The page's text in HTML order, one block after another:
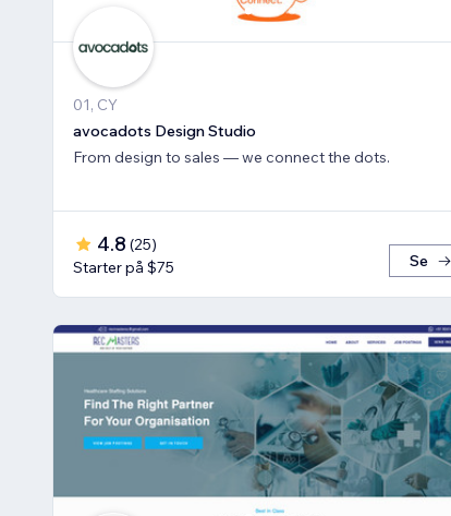
01, CY
avocadots Design Studio
From design to sales — we connect the dots.
4.8 (25)
Starter på $75
Se